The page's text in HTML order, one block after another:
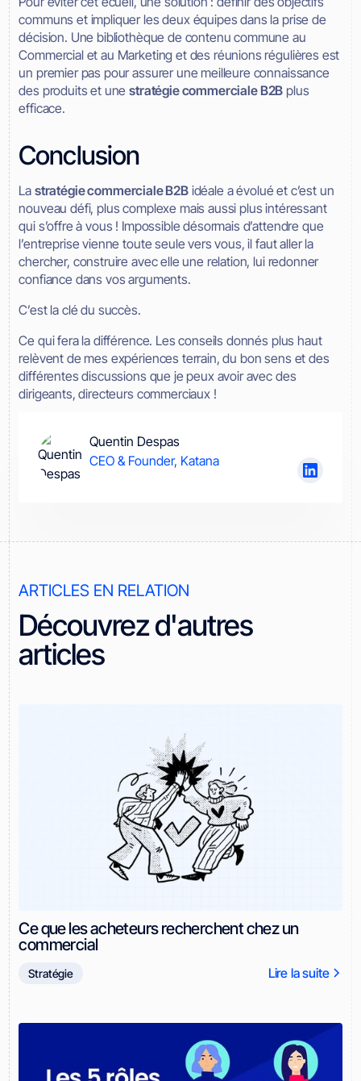
communs et impliquer les deux équipes dans la prise de
décision. Une bibliothèque de contenu commune au
Commercial et au Marketing et des réunions régulières est
un premier pas pour assurer une meilleure connaissance
des produits et unestratégie commerciale B2B plus
efficace.
Conclusion
La stratégie commerciale B2Bidéale a évolué et c’est un
nouveau défi, plus complexe mais aussi plus intéressant
qui s’offre à vous ! Impossible désormais d’attendre que
l’entreprise vienne toute seule vers vous, il faut aller la
chercher, construire avec elle une relation, lui redonner
confiance dans vos arguments.
C’est la clé du succès.
Ce qui fera la différence. Les conseils donnés plus haut
relèvent de mes expériences terrain, du bon sens et des
différentes discussions que je peux avoir avec des
dirigeants, directeurs commerciaux !
Quentin Despas
CEO & Founder, Katana
ARTICLES EN RELATION
Découvrez d'autres
articles
Ce que les acheteurs recherchent chez un
commercial
Stratégie Lire la suite